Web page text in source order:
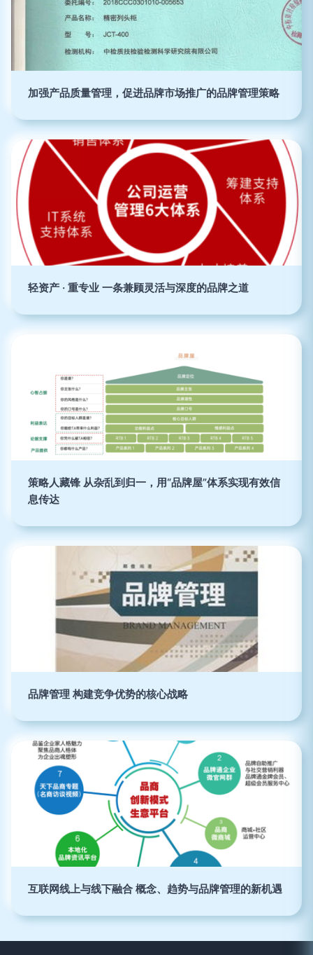
加强产品质量管理，促进品牌市场推广的品牌管理策略
轻资产 · 重专业 一条兼顾灵活与深度的品牌之道
策略人藏锋 从杂乱到归一，用“品牌屋”体系实现有效信
息传达
品牌管理 构建竞争优势的核心战略
互联网线上与线下融合 概念、趋势与品牌管理的新机遇